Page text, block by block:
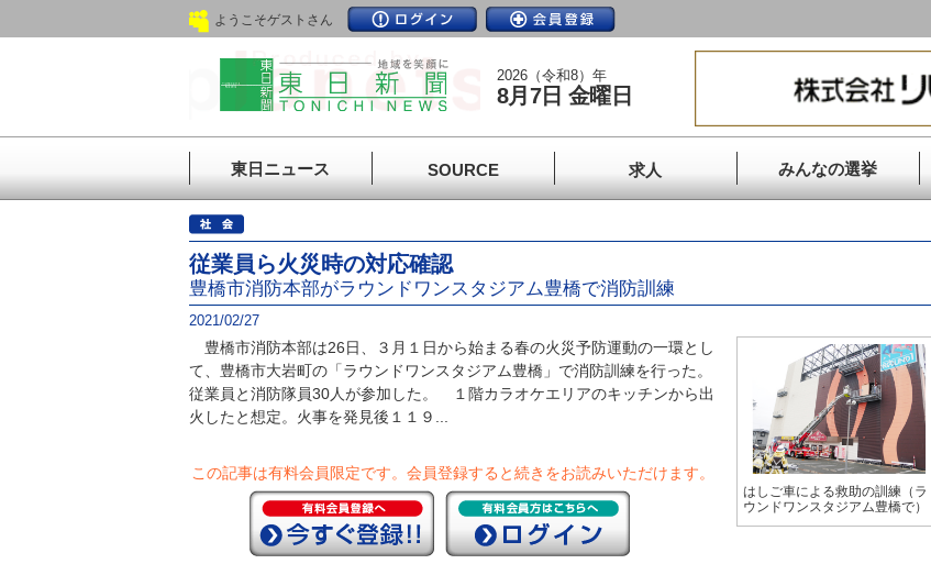
ようこそゲストさん
2026（令和8）年
8月7日 金曜日
東日ニュース SOURCE 求人 みんなの選挙
従業員ら火災時の対応確認
豊橋市消防本部がラウンドワンスタジアム豊橋で消防訓練
2021/02/27
豊橋市消防本部は26日、３月１日から始まる春の火災予防運動の一環とし
て、豊橋市大岩町の「ラウンドワンスタジアム豊橋」で消防訓練を行った。
従業員と消防隊員30人が参加した。 １階カラオケエリアのキッチンから出
火したと想定。火事を発見後１１９...
この記事は有料会員限定です。 会員登録すると続きをお読みいただけます。
はしご車による救助の訓練（ラ
ウンドワンスタジアム豊橋で）